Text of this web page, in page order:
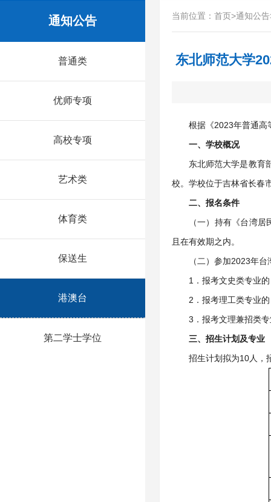
通知公告
普通类
优师专项
高校专项
艺术类
体育类
保送生
港澳台
第二学士学位
当前位置： 首页>通知公告
东北师范大学
根据《2023年普通高
一、学校概况
东北师范大学是教育
校。学校位于吉林省长春
二、报名条件
（一）持有《台湾
且在有效期之内。
（二）参加2023年
1．报考文史类专业
2．报考理工类专业
3．报考文理兼招类
三、招生计划及专业
招生计划拟为10人，